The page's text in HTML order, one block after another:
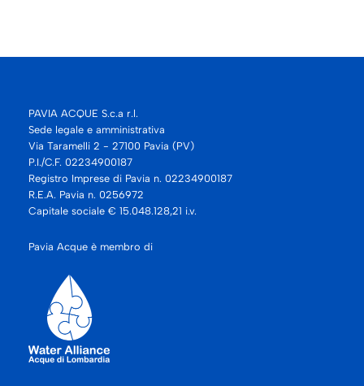
PAVIA ACQUE S.c.a r.l.
Sede legale e amministrativa
Via Taramelli 2 - 27100 Pavia (PV)
P.I./C.F. 02234900187
Registro Imprese di Pavia n. 02234900187
R.E.A. Pavia n. 0256972
Capitale sociale € 15.048.128,21 i.v.
Pavia Acque è membro di